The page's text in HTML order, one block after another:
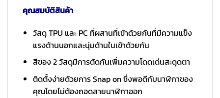
คุณสมบัติสินค้า
วัสดุ TPU และ PC ที่ผสานที่เข้าด้วยกันที่มีความแข็ง
แรงด้านนอกและนุ่มด้านในเข้าด้วยกัน
สีของ 2 วัสดุมีการตัดกันเพิ่มความโดดเด่นสะดุดตา
ติดตั้งง่ายด้วยการ Snap on ซึ่งพอดีกับนาฬิกาของ
คุณโดยไม่ต้องถอดสายนาฬิกาออก